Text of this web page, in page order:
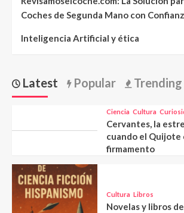
Coches de Segunda Mano con
Inteligencia Artificial y ética
Latest Popular Trending
Ciencia Cultura
Cervantes, la
cuando el Quijote
firmamento
Cultura Libros
Novelas y libros